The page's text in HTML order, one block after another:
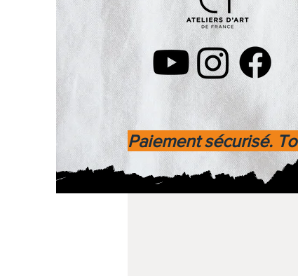
Paiement sécurisé.